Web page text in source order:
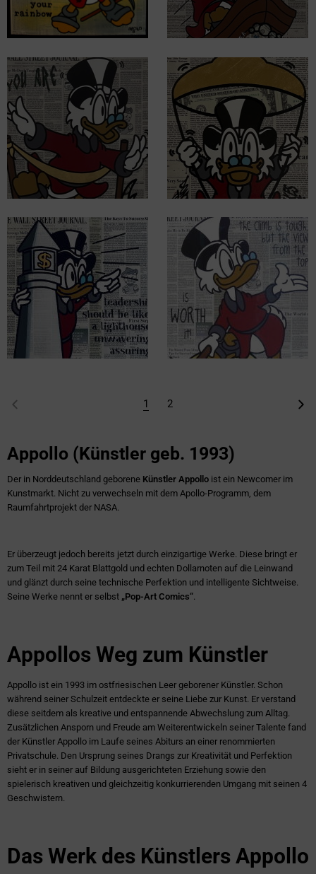
1 2
Appollo (Künstler geb. 1993)
Der in Norddeutschland geborene Künstler Appollo ist ein Newcomer im
Kunstmarkt. Nicht zu verwechseln mit dem Apollo-Programm, dem
Raumfahrtprojekt der NASA.
Er überzeugt jedoch bereits jetzt durch einzigartige Werke. Diese bringt er
zum Teil mit 24 Karat Blattgold und echten Dollarnoten auf die Leinwand
und glänzt durch seine technische Perfektion und intelligente Sichtweise.
Seine Werke nennt er selbst „Pop-Art Comics“.
Appollos Weg zum Künstler
Appollo ist ein 1993 im ostfriesischen Leer geborener Künstler. Schon
während seiner Schulzeit entdeckte er seine Liebe zur Kunst. Er verstand
diese seitdem als kreative und entspannende Abwechslung zum Alltag.
Zusätzlichen Ansporn und Freude am Weiterentwickeln seiner Talente fand
der Künstler Appollo im Laufe seines Abiturs an einer renommierten
Privatschule. Den Ursprung seines Drangs zur Kreativität und Perfektion
sieht er in seiner auf Bildung ausgerichteten Erziehung sowie den
spielerisch kreativen und gleichzeitig konkurrierenden Umgang mit seinen 4
Geschwistern.
Das Werk des Künstlers Appollo